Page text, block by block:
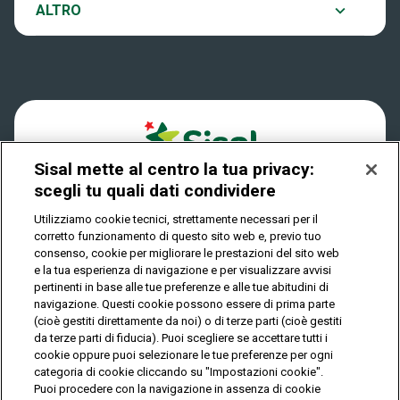
Play Your Date
Dove si gioca
Quanto si vince
Come riscuotere
ALTRO
Notifiche
Privacy
IL GIOCO È VIETATO AI MINORI E PUÒ CAUSARE
DIPENDENZA PATOLOGICA
© Copyright Sisal Italia S.p.A. - P.I. 02433760135
Privacy Cookies
Mappa
del
sito
Sisal mette al centro la tua privacy:
scegli tu quali dati condividere
Utilizziamo cookie tecnici, strettamente necessari per il
corretto funzionamento di questo sito web e, previo tuo
consenso, cookie per migliorare le prestazioni del sito web
e la tua esperienza di navigazione e per visualizzare avvisi
pertinenti in base alle tue preferenze e alle tue abitudini di
navigazione. Questi cookie possono essere di prima parte
(cioè gestiti direttamente da noi) o di terze parti (cioè gestiti
da terze parti di fiducia). Puoi scegliere se accettare tutti i
cookie oppure puoi selezionare le tue preferenze per ogni
categoria di cookie cliccando su "Impostazioni cookie".
Puoi procedere con la navigazione in assenza di cookie